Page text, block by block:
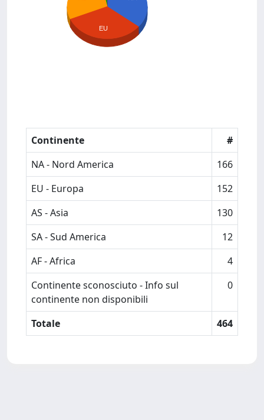
EU
Continente
#
NA - Nord America
166
EU - Europa
152
AS - Asia
130
SA - Sud America
12
AF - Africa
4
Continente sconosciuto - Info sul
continente non disponibili
0
Totale 464